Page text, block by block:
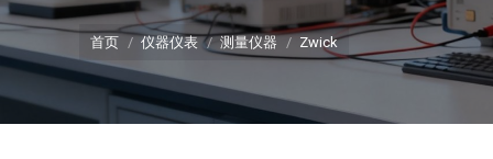
首页 仪器仪表 测量仪器 Zwick